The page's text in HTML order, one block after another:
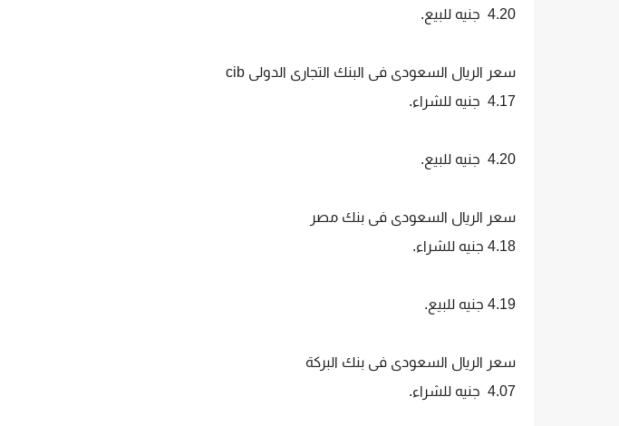
4.20 جنيه للبيع.
سعر الريال السعودى فى البنك التجارى الدولى cib
4.17 جنيه للشراء.
4.20 جنيه للبيع.
سعر الريال السعودى فى بنك مصر
4.18 جنيه للشراء.
4.19 جنيه للبيع.
سعر الريال السعودى فى بنك البركة
4.07 جنيه للشراء.